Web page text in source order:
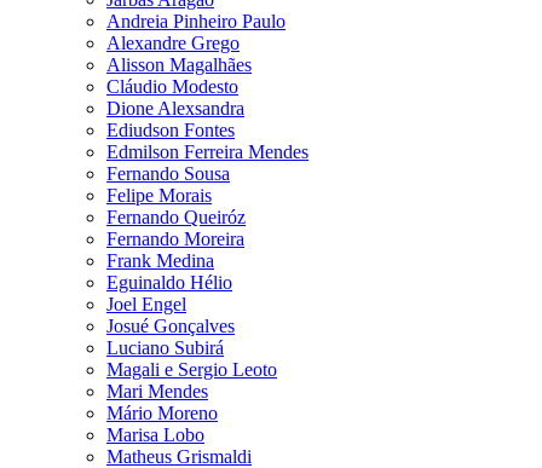
Andreia Pinheiro Paulo
Alexandre Grego
Alisson Magalhães
Cláudio Modesto
Dione Alexsandra
Ediudson Fontes
Edmilson Ferreira Mendes
Fernando Sousa
Felipe Morais
Fernando Queiróz
Fernando Moreira
Frank Medina
Eguinaldo Hélio
Joel Engel
Josué Gonçalves
Luciano Subirá
Magali e Sergio Leoto
Mari Mendes
Mário Moreno
Marisa Lobo
Matheus Grismaldi